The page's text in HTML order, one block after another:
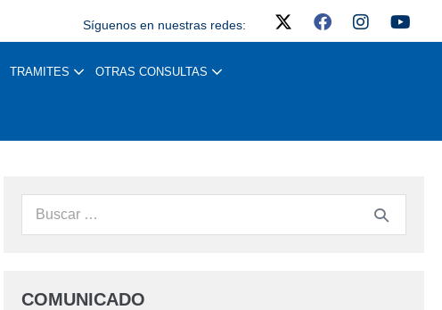
Síguenos en nuestras redes:
TRAMITES OTRAS CONSULTAS
COMUNICADO